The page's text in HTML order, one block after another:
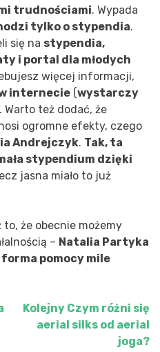
trudnościami. Wypada
tylko o stypendia.
się na stypendia,
i portal dla młodych
więcej informacji,
internecie (wystarczy
Warto też dodać, że
ogromne efekty, czego
Andrejczyk. Tak, ta
stypendium dzięki
jasna miało to już
że obecnie możemy
– Natalia Partyka
forma pomocy mile
Kolejny Czym różni się
aerial silks od aerial
joga?